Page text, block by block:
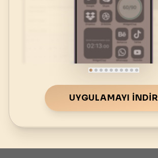
UYGULAMAYI İNDIR